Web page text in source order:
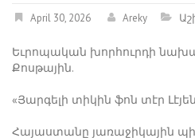
April 30, 2026 Areky
Եւրոպական խորհուրդի
Քոսթային.
«Յարգելի տիկին ֆոն տէր
Հայաստանը յառաջիկային